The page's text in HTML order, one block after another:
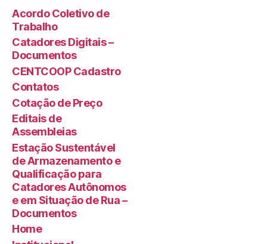
Acordo Coletivo de
Trabalho
Catadores Digitais –
Documentos
CENTCOOP Cadastro
Contatos
Cotação de Preço
Editais de
Assembleias
Estação Sustentável
de Armazenamento e
Qualificação para
Catadores Autônomos
e em Situação de Rua –
Documentos
Home